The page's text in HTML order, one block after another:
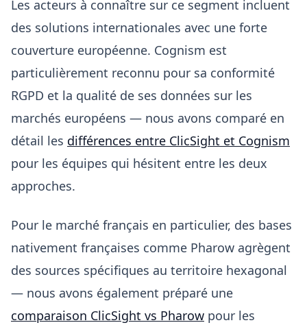
Les acteurs à connaître sur ce segment incluent
des solutions internationales avec une forte
couverture européenne. Cognism est
particulièrement reconnu pour sa conformité
RGPD et la qualité de ses données sur les
marchés européens — nous avons comparé en
détail les différences entre ClicSight et Cognism
pour les équipes qui hésitent entre les deux
approches.
Pour le marché français en particulier, des bases
nativement françaises comme Pharow agrègent
des sources spécifiques au territoire hexagonal
— nous avons également préparé une
comparaison ClicSight vs Pharow pour les